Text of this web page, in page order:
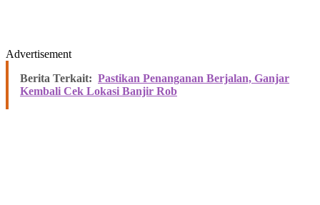
Advertisement
Berita Terkait: Pastikan Penanganan Berjalan, Ganjar
Kembali Cek Lokasi Banjir Rob